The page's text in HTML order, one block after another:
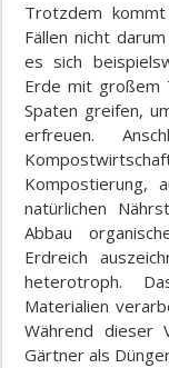
Trotzdem
Fällen nicht
es sich
Erde mit großem
Spaten greifen,
erfreuen.
Kompostierung,
natürlichen
Abbau
Erdreich
heterotroph.
Materialien
Während dieser
Gärtner als